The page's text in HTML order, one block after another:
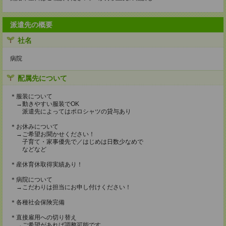
派遣先の概要
社名
病院
配属先について
＊服装について
→動きやすい服装でOK
派遣先によってはポロシャツの貸与あり
＊お休みについて
→ご希望お聞かせください！
子育て・家事優先で／はじめは日数少なめで
などなど
＊産休育休取得実績あり！
＊病院について
→こだわりは担当にお申し付けください！
＊各種社会保険完備
＊直接雇用への切り替え